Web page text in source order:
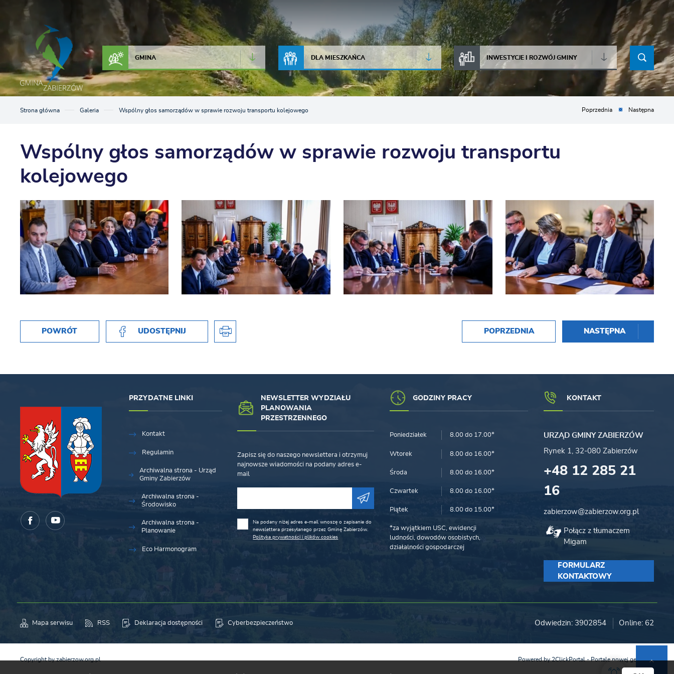
Przejdź do menu.
Przejdź do wyszukiwarki.
Przejdź do treści.
Przejdź do ustawień wielkości czcionki.
Włącz wersję kontrastową strony.
JAKOŚĆ POWIETRZA
GMINA DLA MIESZKAŃCA INWESTYCJE I ROZWÓJ GMINY
Strona główna Galeria Wspólny głos samorządów w sprawie rozwoju transportu kolejowego Poprzednia Następna
Wspólny głos samorządów w sprawie rozwoju transportu
kolejowego
POWRÓT UDOSTĘPNIJ POPRZEDNIA NASTĘPNA
PRZYDATNE LINKI
Kontakt
Regulamin
Archiwalna strona - Urząd
Gminy Zabierzów
Archiwalna strona -
Środowisko
Archiwalna strona -
Planowanie
Eco Harmonogram
NEWSLETTER WYDZIAŁU
PLANOWANIA
PRZESTRZENNEGO
Zapisz się do naszego newslettera i otrzymuj
najnowsze wiadomości na podany adres e-
mail
Na podany niżej adres e-mail wnoszę o zapisanie do
newslettera przesyłanego przez Gminę Zabierzów.
Polityka prywatności i plików cookies
GODZINY PRACY
Poniedziałek 8.00 do 17.00*
Wtorek 8.00 do 16.00*
Środa 8.00 do 16.00*
Czwartek 8.00 do 16.00*
Piątek 8.00 do 15.00*
*za wyjątkiem USC, ewidencji
ludności, dowodów osobistych,
działalności gospodarczej
KONTAKT
URZĄD GMINY ZABIERZÓW
Rynek 1, 32-080 Zabierzów
+48 12 285 21
16
zabierzow@zabierzow.org.pl
Połącz z tłumaczem
Migam
FORMULARZ
KONTAKTOWY
Mapa serwisu RSS Deklaracja dostępności Cyberbezpieczeństwo Odwiedzin: 3902854 Online: 62
Copyright by zabierzow.org.pl Powered by2ClickPortal- Portale nowej generacji